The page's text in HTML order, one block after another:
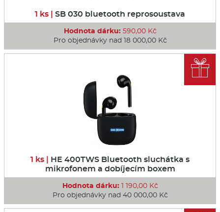
1 ks | SB 030 bluetooth reprosoustava
Hodnota dárku:590,00 Kč
Pro objednávky nad 18 000,00 Kč
1 ks | HE 400TWS Bluetooth sluchátka s
mikrofonem a dobíjecím boxem
Hodnota dárku:1 190,00 Kč
Pro objednávky nad 40 000,00 Kč
